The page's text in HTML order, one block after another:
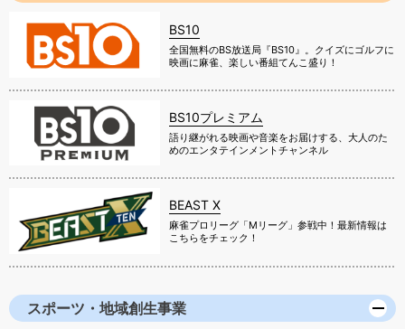
BS10
全国無料のBS放送局『BS10』。クイズにゴルフに
映画に麻雀、楽しい番組てんこ盛り！
BS10プレミアム
語り継がれる映画や音楽をお届けする、大人のた
めのエンタテインメントチャンネル
BEAST X
麻雀プロリーグ「Mリーグ」参戦中！最新情報は
こちらをチェック！
スポーツ・地域創生事業